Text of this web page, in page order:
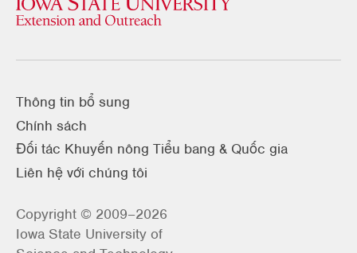
Thông tin bổ sung
Chính sách
Đối tác Khuyến nông Tiểu bang & Quốc gia
Liên hệ với chúng tôi
Copyright © 2009–2026
Iowa State University of